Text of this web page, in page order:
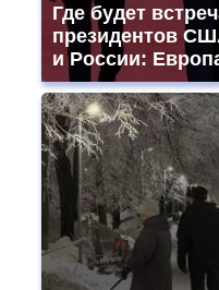
Где будет
президентов
и России: